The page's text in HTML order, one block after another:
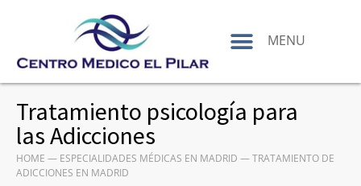
MENU
Tratamiento psicología para
las Adicciones
HOME — ESPECIALIDADES MÉDICAS EN MADRID —TRATAMIENTO DE
ADICCIONES EN MADRID